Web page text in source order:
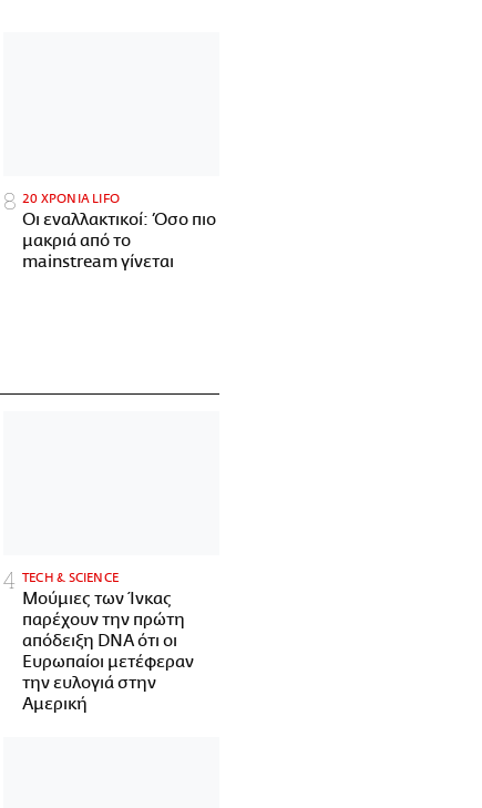
20 ΧΡΟΝΙΑ LIFO
Οι εναλλακτικοί: Όσο πιο
μακριά από το
mainstream γίνεται
ΤECH & SCIENCE
Μούμιες των Ίνκας
παρέχουν την πρώτη
απόδειξη DNA ότι οι
Ευρωπαίοι μετέφεραν
την ευλογιά στην
Αμερική